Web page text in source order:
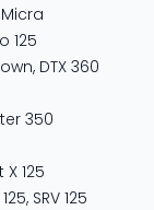
Micra
125
, DTX 360
350
X 125
, SRV 125